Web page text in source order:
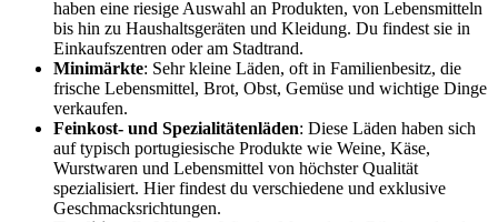
haben eine riesige Auswahl an Produkten, von Lebensmitteln
bis hin zu Haushaltsgeräten und Kleidung. Du findest sie in
Einkaufszentren oder am Stadtrand.
Minimärkte: Sehr kleine Läden, oft in Familienbesitz, die
frische Lebensmittel, Brot, Obst, Gemüse und wichtige Dinge
verkaufen.
Feinkost- und Spezialitätenläden: Diese Läden haben sich
auf typisch portugiesische Produkte wie Weine, Käse,
Wurstwaren und Lebensmittel von höchster Qualität
spezialisiert. Hier findest du verschiedene und exklusive
Geschmacksrichtungen.